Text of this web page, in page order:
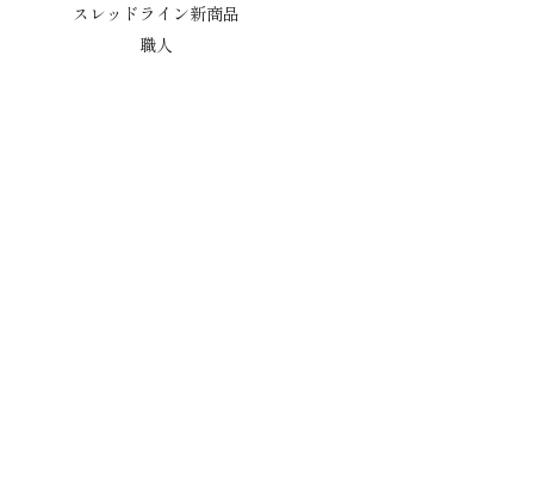
スレッドライン新商品
職人